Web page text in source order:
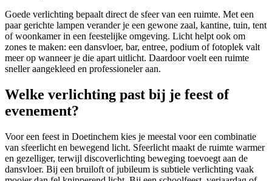
Goede verlichting bepaalt direct de sfeer van een ruimte. Met een
paar gerichte lampen verander je een gewone zaal, kantine, tuin, tent
of woonkamer in een feestelijke omgeving. Licht helpt ook om
zones te maken: een dansvloer, bar, entree, podium of fotoplek valt
meer op wanneer je die apart uitlicht. Daardoor voelt een ruimte
sneller aangekleed en professioneler aan.
Welke verlichting past bij je feest of
evenement?
Voor een feest in Doetinchem kies je meestal voor een combinatie
van sfeerlicht en bewegend licht. Sfeerlicht maakt de ruimte warmer
en gezelliger, terwijl discoverlichting beweging toevoegt aan de
dansvloer. Bij een bruiloft of jubileum is subtiele verlichting vaak